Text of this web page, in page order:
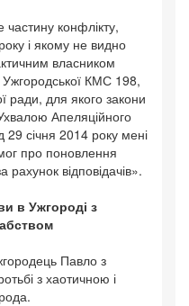
конфлікту,
і якому не видно
власником
Ужгородської КМС 198,
ради, для якого закони
Апеляційного
29 січня 2014 року мені
про поновлення
відповідачів».
в Ужгороді з
Павло з
з хаотичною і